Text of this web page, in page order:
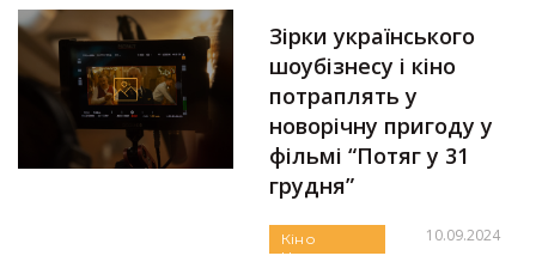
Кіно
Новини
Зірки українського
шоубізнесу і кіно
потраплять у
новорічну пригоду у
фільмі “Потяг у 31
грудня”
10.09.2024